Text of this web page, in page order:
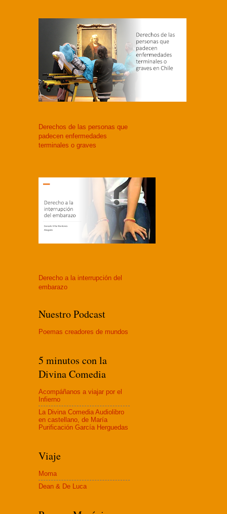
Derechos de las personas que
padecen enfermedades
terminales o graves
Derecho a la interrupción del
embarazo
Nuestro Podcast
Poemas creadores de mundos
5 minutos con la
Divina Comedia
Acompáñanos a viajar por el
Infierno
La Divina Comedia Audiolibro
en castellano, de María
Purificación García Herguedas
Viaje
Moma
Dean & De Luca